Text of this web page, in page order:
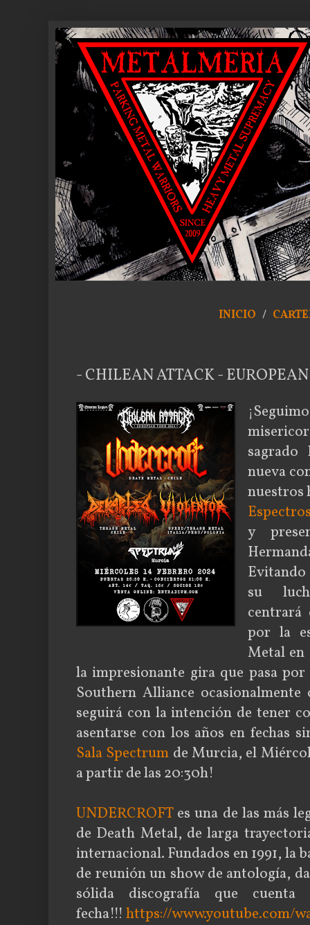
INICIO /
- CHILEAN ATTACK -
sagrado
nueva
nuestros
y
Evitando
su
centrará
por la
Metal en
la impresionante gira que pasa
Southern Alliance
seguirá con la intención de tener
asentarse con los años en fechas
Sala Spectrum de Murcia, el
a partir de las 20:30h!
UNDERCROFTes una de las más
de Death Metal, de larga
internacional. Fundados en 1991, la
de reunión un show de antología,
sólida discografía que
fecha!!! https://www.youtube.com/